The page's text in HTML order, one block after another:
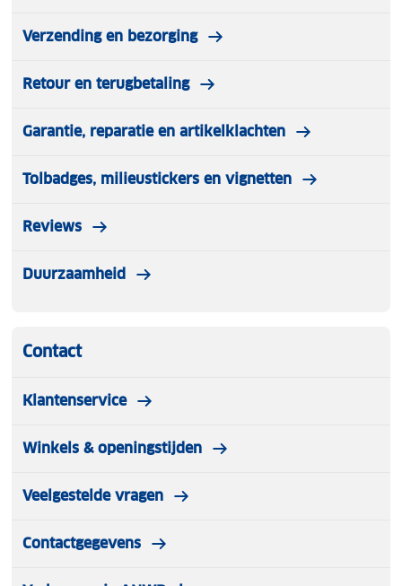
Verzending en bezorging
Retour en terugbetaling
Garantie, reparatie en artikelklachten
Tolbadges, milieustickers en vignetten
Reviews
Duurzaamheid
Contact
Klantenservice
Winkels & openingstijden
Veelgestelde vragen
Contactgegevens